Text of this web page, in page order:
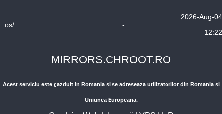
os/ -
2026-Aug-04
12:22
MIRRORS.CHROOT.RO
Acest serviciu este gazduit in Romania si se adreseaza utilizatorilor din Romania si
Uniunea Europeana.